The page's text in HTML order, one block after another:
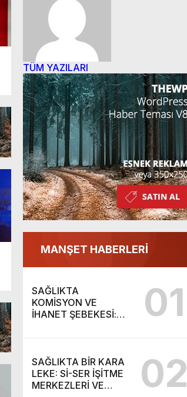
TÜM YAZILARI
MANŞET HABERLERİ
SAĞLIKTA
KOMİSYON VE
İHANET ŞEBEKESİ:
VURGUNU!
01
SAĞLIKTA BİR KARA
LEKE: Sİ-SER İŞİTME
MERKEZLERİ VE
02